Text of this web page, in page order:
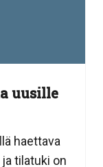
uusille
haettava
tilatuki on